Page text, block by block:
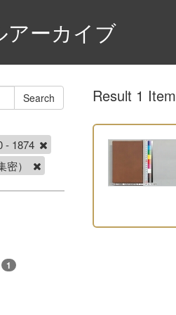
アーカイブ
- 1874
密）
1
Result 1 Item